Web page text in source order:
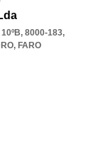
8000-183,
, FARO